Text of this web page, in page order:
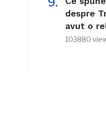
despre
avut o
103880